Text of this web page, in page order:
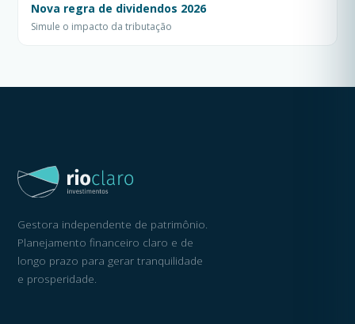
Nova regra de dividendos 2026
Simule o impacto da tributação
Gestora independente de patrimônio.
Planejamento financeiro claro e de
longo prazo para gerar tranquilidade
e prosperidade.